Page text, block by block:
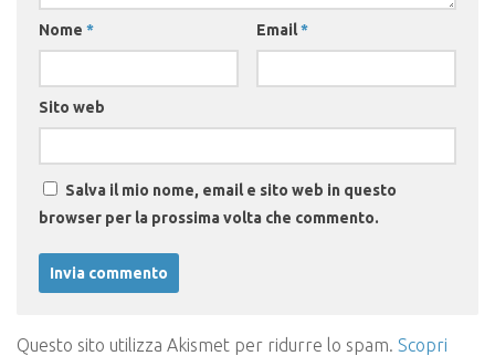
Nome * Email*
Sito web
Salva il mio nome, email e sito web in questo
browser per la prossima volta che commento.
Questo sito utilizza Akismet per ridurre lo spam. Scopri